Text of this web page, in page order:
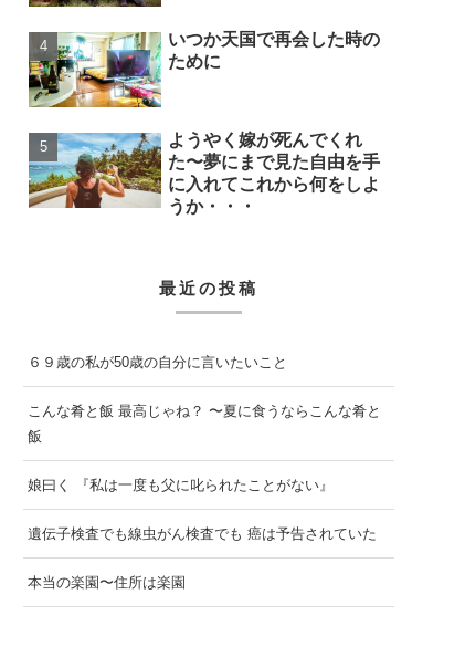
いつか天国で再会した時の
ために
ようやく嫁が死んでくれ
た〜夢にまで見た自由を手
に入れてこれから何をしよ
うか・・・
最近の投稿
６９歳の私が50歳の自分に言いたいこと
こんな肴と飯 最高じゃね？ 〜夏に食うならこんな肴と
飯
娘曰く 『私は一度も父に叱られたことがない』
遺伝子検査でも線虫がん検査でも 癌は予告されていた
本当の楽園〜住所は楽園